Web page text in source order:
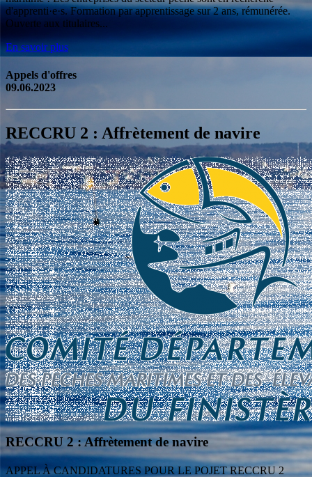
d'apprenti·e·s. Formation par apprentissage sur 2 ans, rémunérée.
Ouverte aux titulaires...
En savoir plus
Appels d'offres
09.06.2023
RECCRU 2 : Affrètement de navire
RECCRU 2 : Affrètement de navire
APPEL À CANDIDATURES POUR LE POJET RECCRU 2